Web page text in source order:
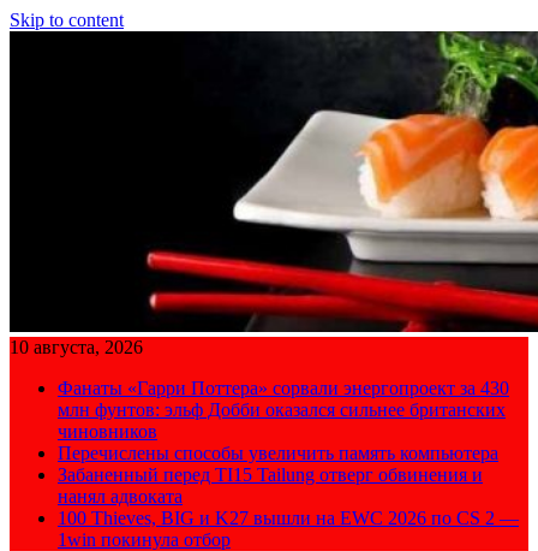
Skip to content
10 августа, 2026
Фанаты «Гарри Поттера» сорвали энергопроект за 430
млн фунтов: эльф Добби оказался сильнее британских
чиновников
Перечислены способы увеличить память компьютера
Забаненный перед TI15 Tailung отверг обвинения и
нанял адвоката
100 Thieves, BIG и K27 вышли на EWC 2026 по CS 2 —
1win покинула отбор